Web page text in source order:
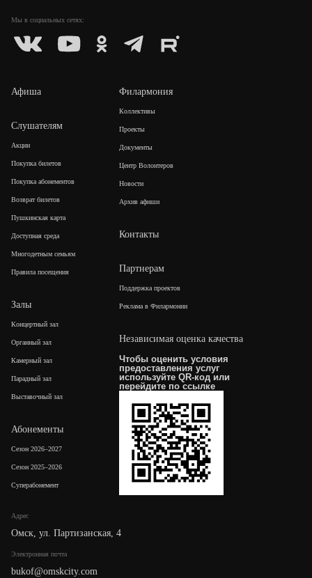
Мы в социальных сетях:
Адрес
Омск, ул. Партизанская, 4
Электронная почта
bukof@omskcity.com
Афиша
Слушателям
Акции
Покупка билетов
Покупка абонементов
Возврат билетов
Пушкинская карта
Доступная среда
Многодетным семьям
Правила посещения
Залы
Концертный зал
Органный зал
Камерный зал
Парадный зал
Выставочный зал
Абонементы
Сезон 2026–2027
Сезон 2025–2026
Суперабонемент
Филармония
Коллективы
Проекты
Документы
Центр Волонтеров
Новости
Архив афиши
Контакты
Партнерам
Поддержка проектов
Реклама в Филармонии
Независимая оценка качества
Чтобы оценить условия
предоставления услуг
используйте QR-код или
перейдите по ссылке